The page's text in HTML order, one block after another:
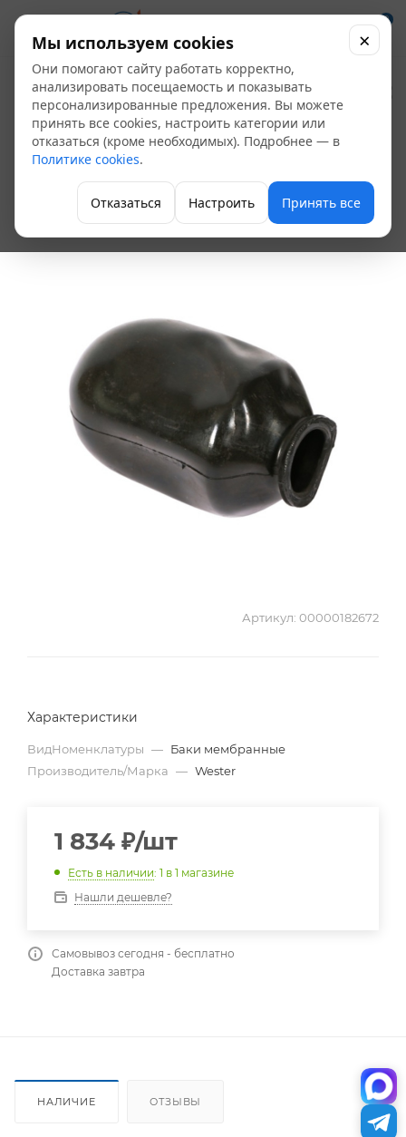
0
Мембрана для баков
35 / 50 л, с
горловиной
диаметром 89 мм
Аксессуары для гидроаккумуляторов
Артикул: 00000182672
Характеристики
ВидНоменклатуры — Баки мембранные
Производитель/Марка — Wester
1 834 ₽/шт
Есть в наличии: 1 в 1 магазине
Нашли дешевле?
Самовывоз сегодня - бесплатно
Доставка завтра
НАЛИЧИЕ ОТЗЫВЫ
Мы используем cookies
Они помогают сайту работать корректно,
анализировать посещаемость и показывать
персонализированные предложения. Вы можете
принять все cookies, настроить категории или
отказаться (кроме необходимых). Подробнее — в
Политике cookies.
Отказаться Настроить Принять все
×